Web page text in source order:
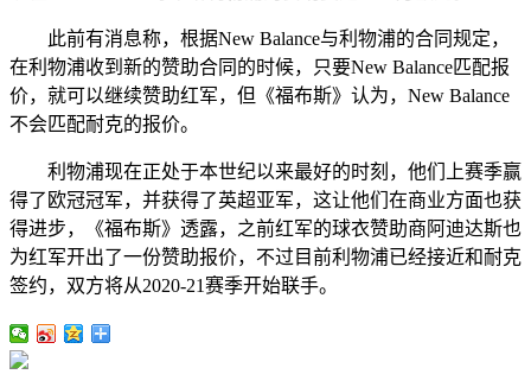
此前有消息称，根据New Balance与利物浦的合同规定，
在利物浦收到新的赞助合同的时候，只要New Balance匹配报
价，就可以继续赞助红军，但《福布斯》认为，New Balance
不会匹配耐克的报价。
利物浦现在正处于本世纪以来最好的时刻，他们上赛季赢
得了欧冠冠军，并获得了英超亚军，这让他们在商业方面也获
得进步，《福布斯》透露，之前红军的球衣赞助商阿迪达斯也
为红军开出了一份赞助报价，不过目前利物浦已经接近和耐克
签约，双方将从2020-21赛季开始联手。